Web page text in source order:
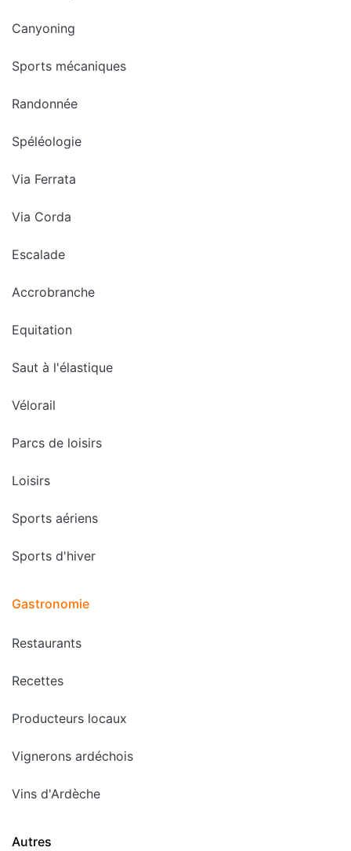
Canyoning
Sports mécaniques
Randonnée
Spéléologie
Via Ferrata
Via Corda
Escalade
Accrobranche
Equitation
Saut à l'élastique
Vélorail
Parcs de loisirs
Loisirs
Sports aériens
Sports d'hiver
Gastronomie
Restaurants
Recettes
Producteurs locaux
Vignerons ardéchois
Vins d'Ardèche
Autres